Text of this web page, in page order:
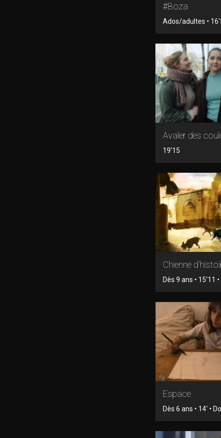
#Boza
Ados/adultes •
Avaler des
19'15
Chienne
Dès 9 ans • 15'11
Espace
Dès 6 ans • 14' •